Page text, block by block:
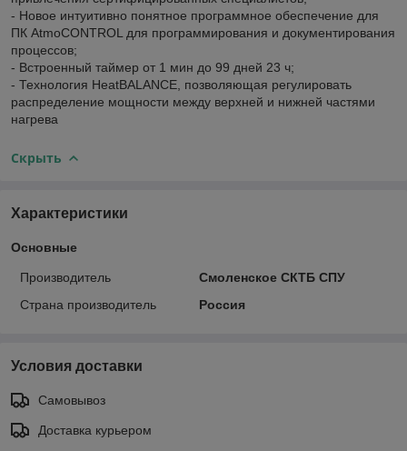
- Новое интуитивно понятное программное обеспечение для
ПК AtmoCONTROL для программирования и документирования
процессов;
- Встроенный таймер от 1 мин до 99 дней 23 ч;
- Технология HeatBALANCE, позволяющая регулировать
распределение мощности между верхней и нижней частями
нагрева
Скрыть
Характеристики
Основные
Производитель
Смоленское СКТБ СПУ
Страна производитель
Россия
Условия доставки
Самовывоз
Доставка курьером